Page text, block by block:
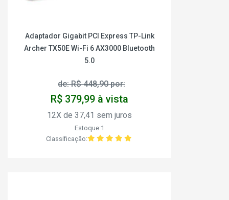
Adaptador Gigabit PCI Express TP-Link
Archer TX50E Wi-Fi 6 AX3000 Bluetooth
5.0
de: R$ 448,90 por:
R$ 379,99 à vista
12X de 37,41 sem juros
Estoque:1
Classificação: